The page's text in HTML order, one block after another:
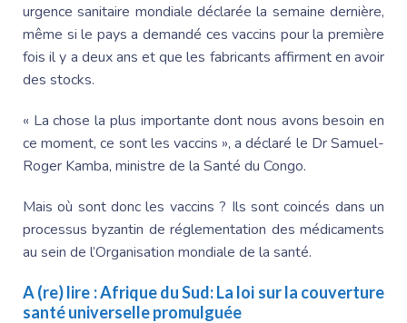
urgence sanitaire mondiale déclarée la semaine dernière,
même si le pays a demandé ces vaccins pour la première
fois il y a deux ans et que les fabricants affirment en avoir
des stocks.
« La chose la plus importante dont nous avons besoin en
ce moment, ce sont les vaccins », a déclaré le Dr Samuel-
Roger Kamba, ministre de la Santé du Congo.
Mais où sont donc les vaccins ? Ils sont coincés dans un
processus byzantin de réglementation des médicaments
au sein de l’Organisation mondiale de la santé.
A (re) lire :Afrique du Sud: La loi sur la couverture
santé universelle promulguée